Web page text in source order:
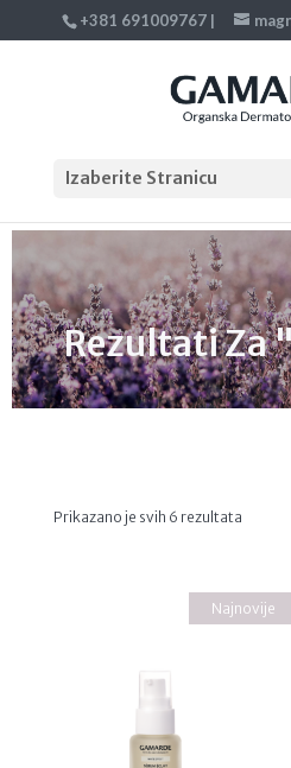
+381 691009767 |
Izaberite Stranicu
Rezultati Za
Prikazano je svih 6 rezultata